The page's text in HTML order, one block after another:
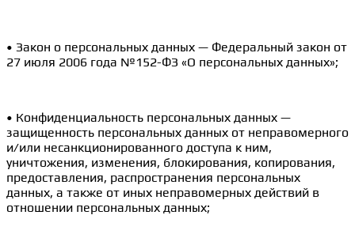
• Закон о персональных данных — Федеральный закон от
27 июля 2006 года №152-ФЗ «О персональных данных»;
• Конфиденциальность персональных данных —
защищенность персональных данных от неправомерного
и/или несанкционированного доступа к ним,
уничтожения, изменения, блокирования, копирования,
предоставления, распространения персональных
данных, а также от иных неправомерных действий в
отношении персональных данных;